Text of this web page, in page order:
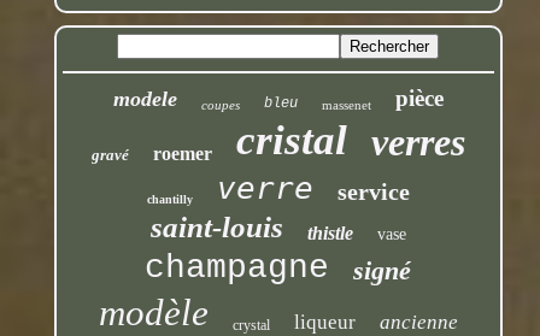
modele coupes bleu massenet pièce
gravé roemer cristal verres
chantilly verre service
saint-louis thistle vase
champagne signé
modèle crystal liqueur ancienne